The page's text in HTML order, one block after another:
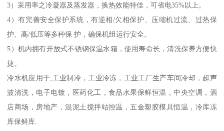
3）采用率之冷凝器及蒸发器，换热效能特佳，可省电35%以上。
4）有完善安全保护系统，有逆相/欠相保护、压缩机过流、过热保
护、高/低压等多种保 护，确保机组运行安全。
5）机内拥有开放式不锈钢保温水箱，使用寿命长，清洗保养方便快
捷。
冷水机应用于;工业制冷，工业冷冻，工业工厂生产车间冷却，超声
波清洗，电子电镀，医药化工，食品水果保鲜恒温，中央空调，酒
店商场，房地产，混泥土搅拌站控温，五金塑胶模具恒温，冷库冻
库保鲜库.